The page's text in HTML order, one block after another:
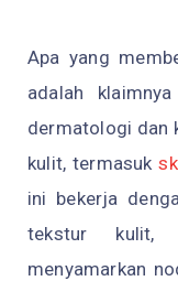
Apa yang
adalah
dermatologi dan
kulit, termasuk
ini bekerja
tekstur kulit,
menyamarkan